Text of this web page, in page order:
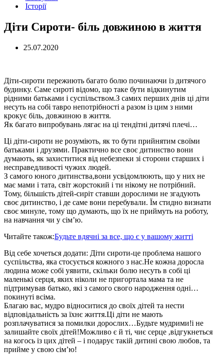
Історії
Діти Сироти- біль довжиною в життя
25.07.2020
Діти-сироти пережиють багато болю починаючи із дитячого
будинку. Саме сироті відомо, що таке бути відкинутим
рідними батьками і суспільством.З самих перших днів ці діти
несуть на собі тавро непотрібності а разом із цим з ними
крокує біль, довжиною в життя.
Як багато випробувань лягає на ці тендітні дитячі плечі…
Ці діти-сироти не розуміють, як то бути прийнятим своїми
батьками і друзями. Практично все своє дитинство вони
думають, як захиститися від небезпеки зі сторони старших і
несправедливості чужих людей.
З самого юного дитинства,вони усвідомлюють, що у них не
має мами і тата, світ жорстокий і ти нікому не потрібний.
Тому, більшість дітей-сиріт ставши дорослими не згадують
своє дитинство, і де саме вони перебували. Їм стидно визнати
своє минуле, тому що думають, що їх не приймуть на роботу,
на навчання чи у сім’ю.
Читайте також:Будьте вдячні за все, що є у вашому житті
Від себе хочеться додати: Діти сироти-це проблема нашого
суспільства, яка стосується кожного з нас.Не кожна доросла
людина може собі уявити, скільки болю несуть в собі ці
маленькі серця, яких ніколи не пригортала мама та не
підтримував батько, які з самого свого народження одні…
покинуті всіма.
Благаю вас, мудро відноситися до своїх дітей та нести
відповідальність за їхнє життя.Ці діти не мають
розплачуватися за помилки дорослих…Будьте мудрими!і не
залишайте своїх дітей!Можливо є й ті, чиє серце ,відгукнеться
на когось із цих дітей – і подарує такій дитині свою любов, та
прийме у свою сім’ю!